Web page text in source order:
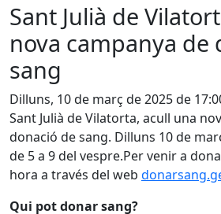
Sant Julià de
nova campanya de
sang
Dilluns, 10 de març de 2025 de
Sant Julià de Vilatorta, acull una
donació de sang. Dilluns 10 de
de 5 a 9 del vespre.Per venir a
hora a través del web
Qui pot donar sang?